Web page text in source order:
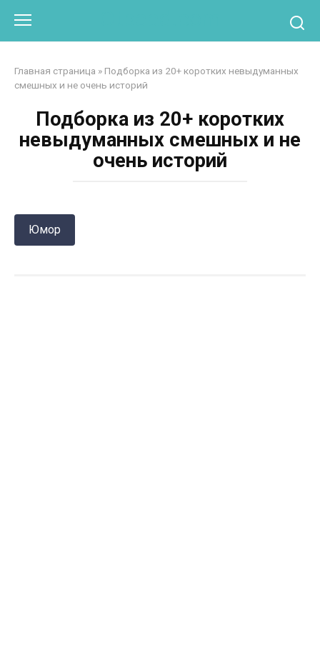
контенту
Главная страница » Подборка из 20+ коротких невыдуманных
смешных и не очень историй
Подборка из 20+ коротких
невыдуманных смешных и не
очень историй
Юмор